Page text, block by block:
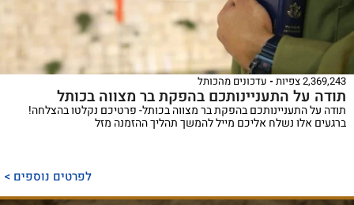
2,369,243 צפיות עדכונים מהכותל
תודה על התעניינותכם בהפקת בר מצווה בכותל
תודה על התעניינותכם בהפקת בר מצווה בכותל- פרטיכם נקלטו בהצלחה!
ברגעים אלו נשלח אליכם מייל להמשך תהליך ההזמנה מזל
לפרטים נוספים >